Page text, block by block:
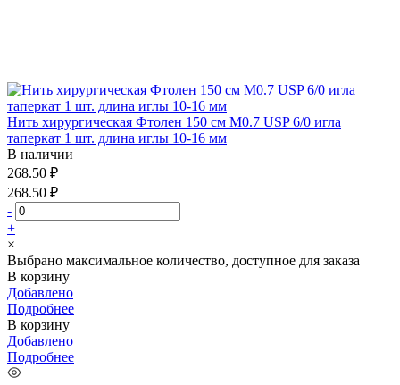
Нить хирургическая Фтолен 150 см М0.7 USP 6/0 игла
таперкат 1 шт. длина иглы 10-16 мм
В наличии
268.50 ₽
268.50 ₽
-
+
×
Выбрано максимальное количество, доступное для заказа
В корзину
Добавлено
Подробнее
В корзину
Добавлено
Подробнее